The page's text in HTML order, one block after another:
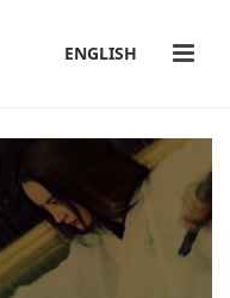
ENGLISH